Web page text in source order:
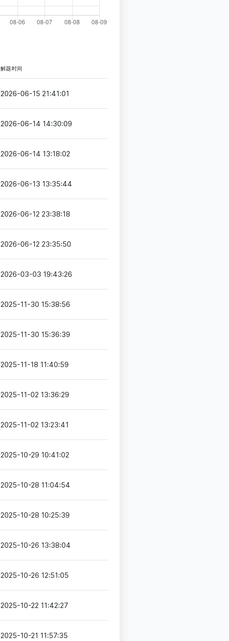
解题时间
2026-06-15 21:41:01
2026-06-14 14:30:09
2026-06-14 13:18:02
2026-06-13 13:35:44
2026-06-12 23:38:18
2026-06-12 23:35:50
2026-03-03 19:43:26
2025-11-30 15:38:56
2025-11-30 15:36:39
2025-11-18 11:40:59
2025-11-02 13:36:29
2025-11-02 13:23:41
2025-10-29 10:41:02
2025-10-28 11:04:54
2025-10-28 10:25:39
2025-10-26 13:38:04
2025-10-26 12:51:05
2025-10-22 11:42:27
2025-10-21 11:57:35